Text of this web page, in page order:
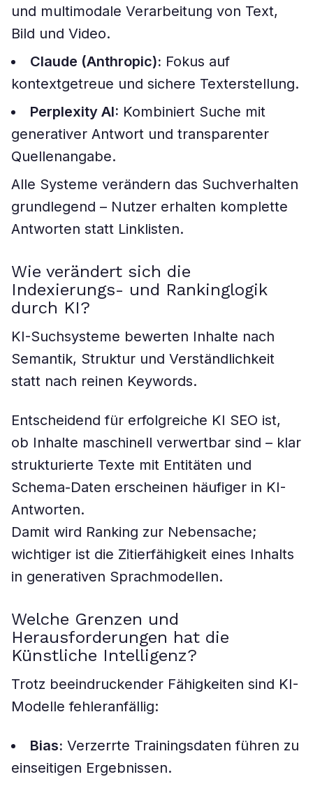
und multimodale Verarbeitung von Text,
Bild und Video.
Claude (Anthropic): Fokus auf
kontextgetreue und sichere Texterstellung.
Perplexity AI: Kombiniert Suche mit
generativer Antwort und transparenter
Quellenangabe.
Alle Systeme verändern das Suchverhalten
grundlegend – Nutzer erhalten komplette
Antworten statt Linklisten.
Wie verändert sich die
Indexierungs- und Rankinglogik
durch KI?
KI-Suchsysteme bewerten Inhalte nach
Semantik, Struktur und Verständlichkeit
statt nach reinen Keywords.
Entscheidend für erfolgreiche KI SEO ist,
ob Inhalte maschinell verwertbar sind – klar
strukturierte Texte mit Entitäten und
Schema-Daten erscheinen häufiger in KI-
Antworten.
Damit wird Ranking zur Nebensache;
wichtiger ist die Zitierfähigkeit eines Inhalts
in generativen Sprachmodellen.
Welche Grenzen und
Herausforderungen hat die
Künstliche Intelligenz?
Trotz beeindruckender Fähigkeiten sind KI-
Modelle fehleranfällig:
Bias: Verzerrte Trainingsdaten führen zu
einseitigen Ergebnissen.